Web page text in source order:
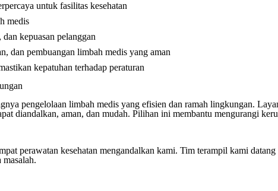
untuk fasilitas kesehatan
medis
kepuasan pelanggan
dan pembuangan limbah medis yang aman
kepatuhan terhadap peraturan
pengelolaan limbah medis yang efisien dan ramah lingkungan.
diandalkan, aman, dan mudah. ​​Pilihan ini membantu mengurangi
perawatan kesehatan mengandalkan kami. Tim terampil kami